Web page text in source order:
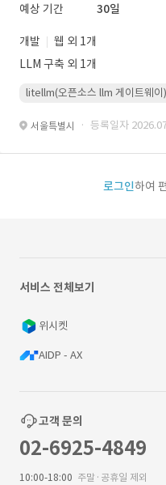
예상 기간
30일
개발
웹 외 1개
LLM 구축 외 1개
litellm(오픈소스 llm 게이트웨
서울특별시 · 등록일자
로그인하여
서비스 전체보기
위시켓
AIDP - AX
고객 문의
02-6925-4849
10:00-18:00 주말·공휴일 제외